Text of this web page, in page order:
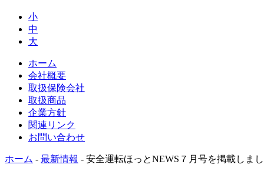
小
中
大
ホーム
会社概要
取扱保険会社
取扱商品
企業方針
関連リンク
お問い合わせ
ホーム - 最新情報 - 安全運転ほっとNEWS７月号を掲載しま